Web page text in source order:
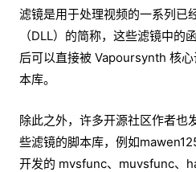
滤镜是用于处理视频的一系列已
（DLL）的简称，这些滤镜中
后可以直接被 Vapoursynth 核
本库。
除此之外，许多开源社区作者也
些滤镜的脚本库，例如
开发的 mvsfunc、muvsfunc、